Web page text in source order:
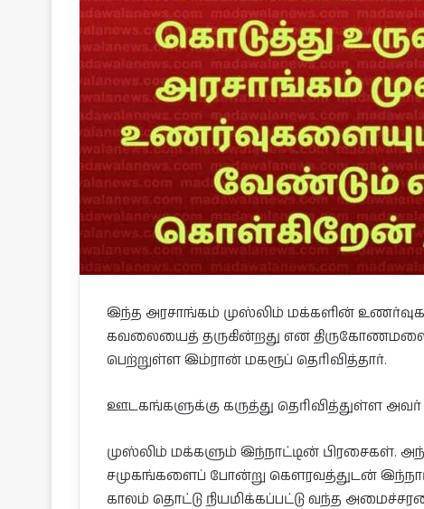
இந்த அரசாங்கம் முஸ்லிம் மக்களின்
கவலையைத் தருகின்றது என திருகோணமலை
பெற்றுள்ள இம்ரான் மகரூப் தெரிவித்தார்.
ஊடகங்களுக்கு கருத்து தெரிவித்துள்ள அவர்
முஸ்லிம் மக்களும் இந்நாட்டின் பிரசைகள்.
சமுகங்களைப் போன்று கௌரவத்துடன்
காலம் தொட்டு நியமிக்கப்பட்டு வந்த